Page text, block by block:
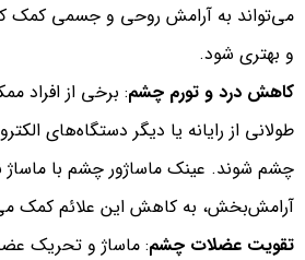
می‌تواند به آرامش روحی و جسمی کمک
و بهتری شود.
کاهش درد و تورم چشم: برخی از افراد
طولانی از رایانه یا دیگر دستگاه‌های
چشم شوند. عینک ماساژور چشم با ماساژ
آرامش‌بخش، به کاهش این علائم کمک
تقویت عضلات چشم: ماساژ و تحریک